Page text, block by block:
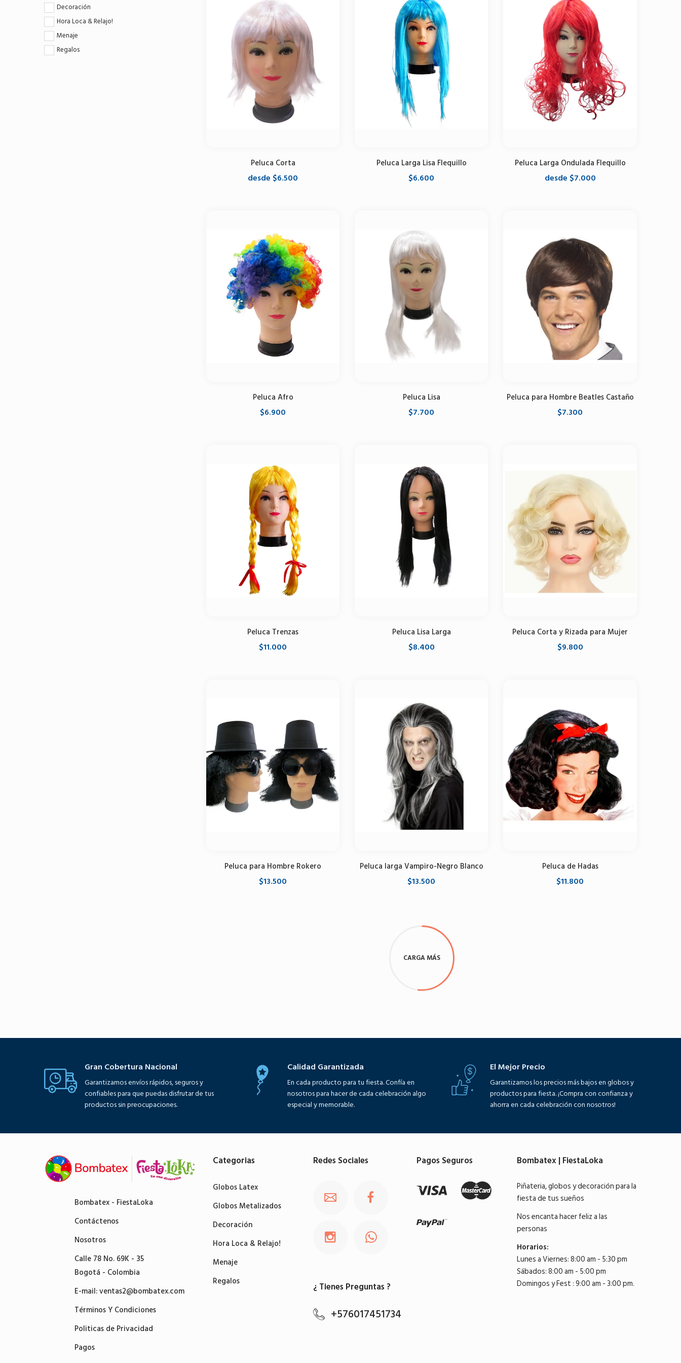
Decoración
Hora Loca & Relajo!
Menaje
Regalos
Peluca Corta
desde $6.500
Peluca Larga Lisa Flequillo
$6.600
Peluca Larga Ondulada Flequillo
desde $7.000
Peluca Afro
$6.900
Peluca Lisa
$7.700
Peluca para Hombre Beatles Castaño
$7.300
Peluca Trenzas
$11.000
Peluca Lisa Larga
$8.400
Peluca Corta y Rizada para Mujer
$9.800
Peluca para Hombre Rokero
$13.500
Peluca larga Vampiro-Negro Blanco
$13.500
Peluca de Hadas
$11.800
CARGA MÁS
Gran Cobertura Nacional
Garantizamos envíos rápidos, seguros y
confiables para que puedas disfrutar de tus
productos sin preocupaciones.
Calidad Garantizada
En cada producto para tu fiesta. Confía en
nosotros para hacer de cada celebración algo
especial y memorable.
El Mejor Precio
Garantizamos los precios más bajos en globos y
productos para fiesta. ¡Compra con confianza y
ahorra en cada celebración con nosotros!
Bombatex - FiestaLoka
Contáctenos
Nosotros
Calle 78 No. 69K - 35
Bogotá - Colombia
E-mail:ventas2@bombatex.com
Términos Y Condiciones
Politicas de Privacidad
Pagos
Categorias
Globos Latex
Globos Metalizados
Decoración
Hora Loca & Relajo!
Menaje
Regalos
Redes Sociales
¿ Tienes Preguntas ?
+576017451734
Pagos Seguros Bombatex | FiestaLoka
Piñateria, globos y decoración para la
fiesta de tus sueños
Nos encanta hacer feliz a las
personas
Horarios:
Lunes a Viernes: 8:00 am - 5:30 pm
Sábados: 8:00 am - 5:00 pm
Domingos y Fest : 9:00 am - 3:00 pm.